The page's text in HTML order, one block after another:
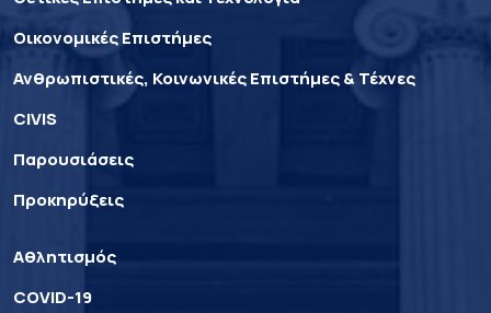
Οικονομικές Επιστήμες
Ανθρωπιστικές, Κοινωνικές Επιστήμες & Τέχνες
CIVIS
Παρουσιάσεις
Προκηρύξεις
Αθλητισμός
COVID-19